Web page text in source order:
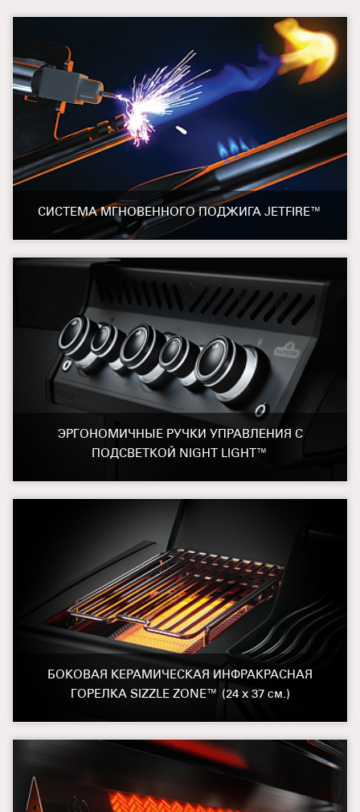
СИСТЕМА МГНОВЕННОГО ПОДЖИГА JETFIRE™
ЭРГОНОМИЧНЫЕ РУЧКИ УПРАВЛЕНИЯ С
ПОДСВЕТКОЙ NIGHT LIGHT™
БОКОВАЯ КЕРАМИЧЕСКАЯ ИНФРАКРАСНАЯ
ГОРЕЛКА SIZZLE ZONE™ (24 х 37 см.)